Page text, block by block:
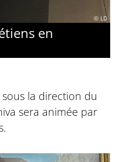
© LD
en
la direction du
sera animée par